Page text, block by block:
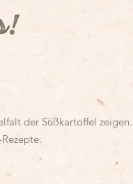
der Süßkartoffel zeigen.